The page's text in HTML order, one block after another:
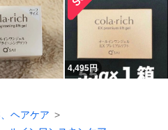
4,495円
ヘアケア